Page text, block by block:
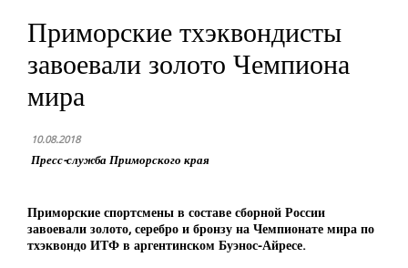
Приморские тхэквондисты
завоевали золото Чемпиона
мира
10.08.2018
Пресс-служба Приморского края
Приморские спортсмены в составе сборной России
завоевали золото, серебро и бронзу на Чемпионате мира по
тхэквондо ИТФ в аргентинском Буэнос-Айресе.